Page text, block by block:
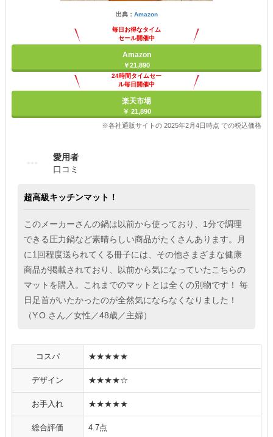
出典： Amazon
毎日お得なタイム
セール開催中
Amazon
￥21,890
24時間タイムセー
ル毎日開催中
楽天市場
￥ 21,890
※各社通販サイトの 2025年2月4日時点 での税込価格
愛用者
口コミ
超高級キッチンマット！
このメーカーさんの鍋は以前から使っており、1分で調理
できる圧力鍋など素晴らしい商品がたくさんあります。月
に1回程度送られてくる冊子には、その他さまざまな健康
商品が掲載されており、以前から気になっていたこちらの
マットを購入。これまでのマットとは全くの別物です！ 毎
日足首がいたかったのが全然気にならなくなりました！
（Y.O.さん／女性／48歳／主婦）
コスパ ★★★★★
デザイン ★★★★☆
お手入れ ★★★★★
総合評価 4.7点